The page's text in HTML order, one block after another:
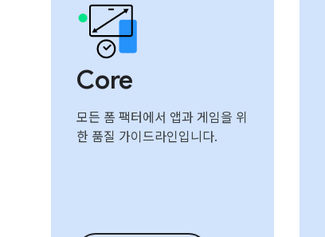
Core
모든 폼 팩터에서 앱과 게임을 위
한 품질 가이드라인입니다.